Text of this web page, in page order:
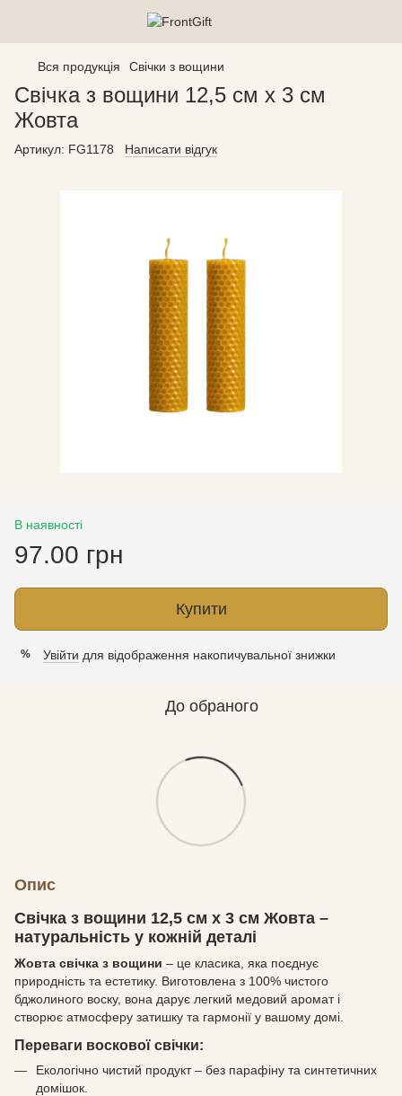
Вся продукція Свічки з вощини
Свічка з вощини 12,5 см х 3 см
Жовта
Артикул: FG1178 Написати відгук
В наявності
97.00 грн
Купити
% Увійти для відображення накопичувальної знижки
До обраного
Опис
Свічка з вощини 12,5 см х 3 см Жовта –
натуральність у кожній деталі
Жовта свічка з вощини – це класика, яка поєднує
природність та естетику. Виготовлена з 100% чистого
бджолиного воску, вона дарує легкий медовий аромат і
створює атмосферу затишку та гармонії у вашому домі.
Переваги воскової свічки:
Екологічно чистий продукт – без парафіну та синтетичних
домішок.